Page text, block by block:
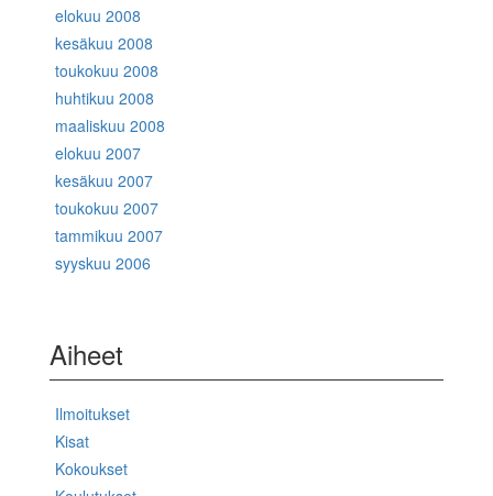
elokuu 2008
kesäkuu 2008
toukokuu 2008
huhtikuu 2008
maaliskuu 2008
elokuu 2007
kesäkuu 2007
toukokuu 2007
tammikuu 2007
syyskuu 2006
Aiheet
Ilmoitukset
Kisat
Kokoukset